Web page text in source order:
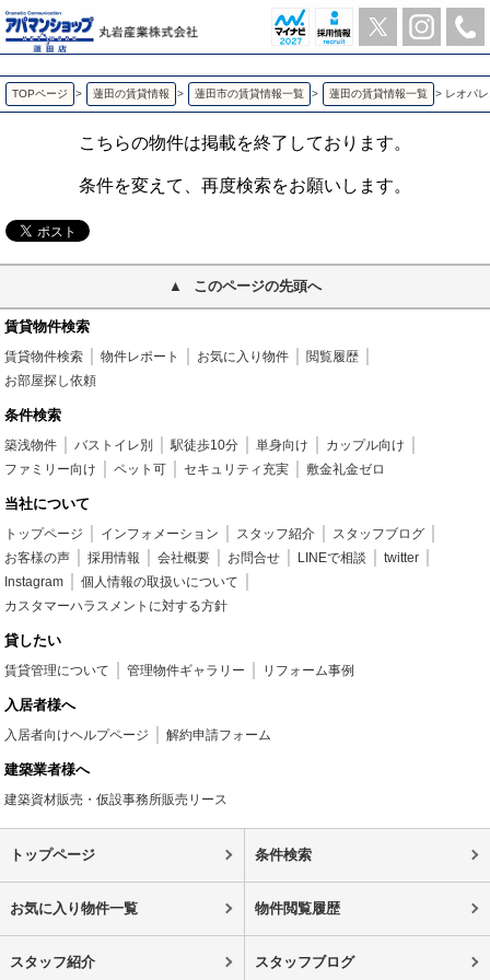
レオパレスボヌール 蓮田の1K賃貸アパート | アパマンショップ蓮田店-丸岩産業株式会社-
TOPページ > 蓮田の賃貸情報 > 蓮田市の賃貸情報一覧 > 蓮田の賃貸情報一覧 > レオパ
こちらの物件は掲載を終了しております。
条件を変えて、再度検索をお願いします。
このページの先頭へ
賃貸物件検索
賃貸物件検索 物件レポート お気に入り物件
閲覧履歴
お部屋探し依頼
条件検索
築浅物件 バストイレ別 駅徒歩10分 単身向け
カップル向け
ファミリー向け
ペット可 セキュリティ充実 敷金礼金ゼロ
当社について
トップページ インフォメーション スタッフ紹介
スタッフブログ
お客様の声
採用情報 会社概要 お問合せ LINEで相談
twitter
Instagram
個人情報の取扱いについて
カスタマーハラスメントに対する方針
貸したい
賃貸管理について 管理物件ギャラリー リフォーム事例
入居者様へ
入居者向けヘルプページ 解約申請フォーム
建築業者様へ
建築資材販売・仮設事務所販売リース
トップページ 条件検索
お気に入り物件一覧 物件閲覧履歴
スタッフ紹介 スタッフブログ